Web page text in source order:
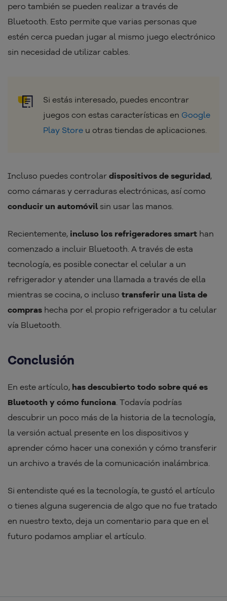
pero también se pueden realizar a través de
Bluetooth. Esto permite que varias personas que
estén cerca puedan jugar al mismo juego electrónico
sin necesidad de utilizar cables.
Si estás interesado, puedes encontrar
juegos con estas características en Google
Play Store u otras tiendas de aplicaciones.
Incluso puedes controlar dispositivos de seguridad,
como cámaras y cerraduras electrónicas, así como
conducir un automóvil sin usar las manos.
Recientemente, incluso los refrigeradores smart han
comenzado a incluir Bluetooth. A través de esta
tecnología, es posible conectar el celular a un
refrigerador y atender una llamada a través de ella
mientras se cocina, o incluso transferir una lista de
compras hecha por el propio refrigerador a tu celular
vía Bluetooth.
Conclusión
En este artículo, has descubierto todo sobre qué es
Bluetooth y cómo funciona . Todavía podrías
descubrir un poco más de la historia de la tecnología,
la versión actual presente en los dispositivos y
aprender cómo hacer una conexión y cómo transferir
un archivo a través de la comunicación inalámbrica.
Si entendiste qué es la tecnología, te gustó el artículo
o tienes alguna sugerencia de algo que no fue tratado
en nuestro texto, deja un comentario para que en el
futuro podamos ampliar el artículo.